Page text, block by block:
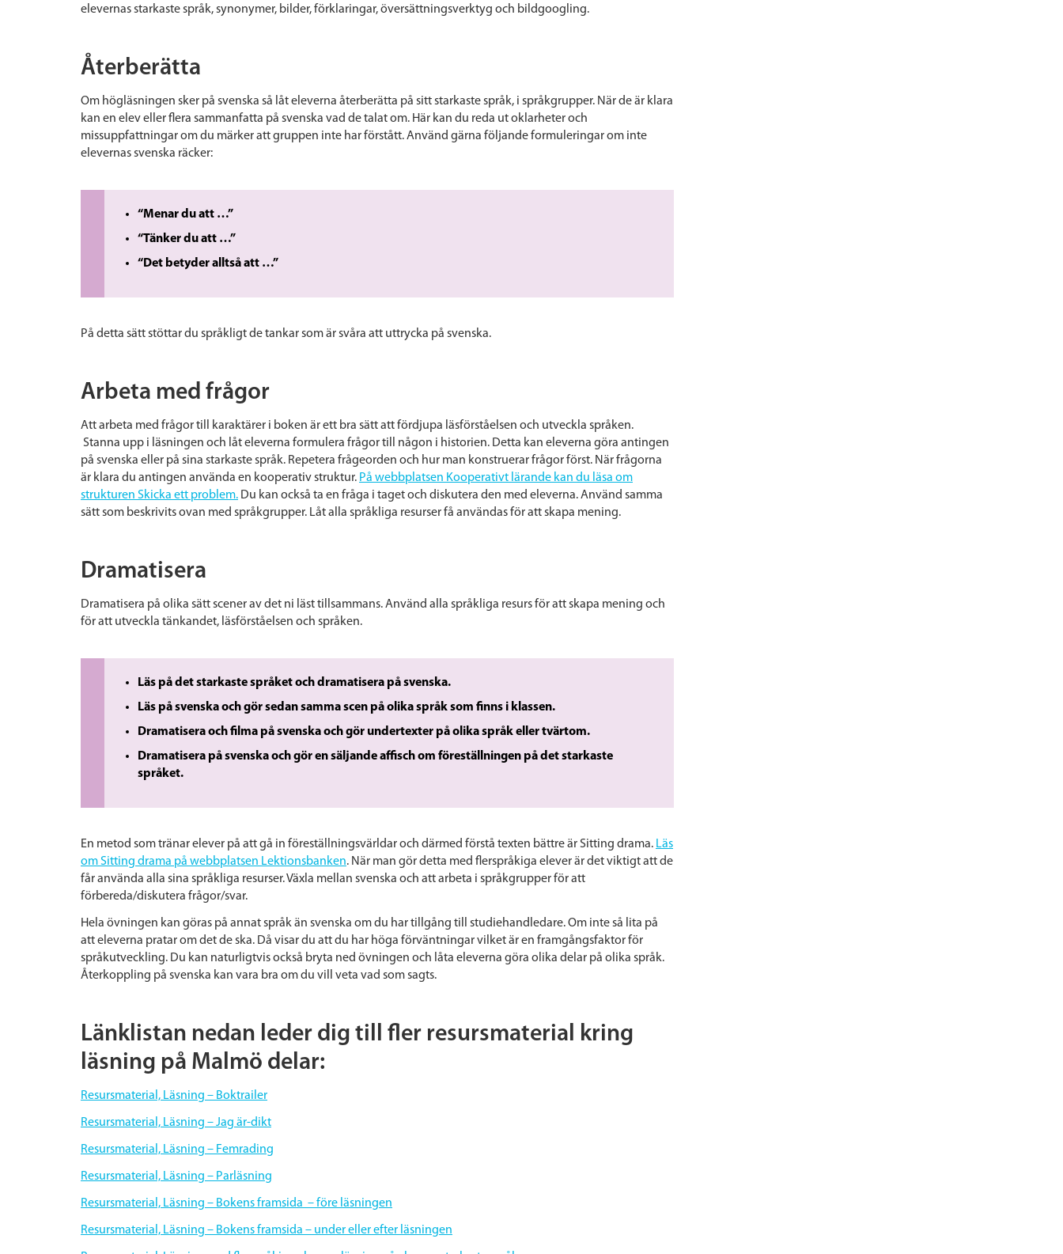
elevernas starkaste språk, synonymer, bilder, förklaringar, översättningsverktyg och bildgoogling.
Återberätta
Om högläsningen sker på svenska så låt eleverna återberätta på sitt starkaste språk, i språkgrupper. När de är klara
kan en elev eller flera sammanfatta på svenska vad de talat om. Här kan du reda ut oklarheter och
missuppfattningar om du märker att gruppen inte har förstått. Använd gärna följande formuleringar om inte
elevernas svenska räcker:
“Menar du att …”
“Tänker du att …”
“Det betyder alltså att …”
På detta sätt stöttar du språkligt de tankar som är svåra att uttrycka på svenska.
Arbeta med frågor
Att arbeta med frågor till karaktärer i boken är ett bra sätt att fördjupa läsförståelsen och utveckla språken.
Stanna upp i läsningen och låt eleverna formulera frågor till någon i historien. Detta kan eleverna göra antingen
på svenska eller på sina starkaste språk. Repetera frågeorden och hur man konstruerar frågor först. När frågorna
är klara du antingen använda en kooperativ struktur. På webbplatsen Kooperativt lärande kan du läsa om
strukturen Skicka ett problem. Du kan också ta en fråga i taget och diskutera den med eleverna. Använd samma
sätt som beskrivits ovan med språkgrupper. Låt alla språkliga resurser få användas för att skapa mening.
Dramatisera
Dramatisera på olika sätt scener av det ni läst tillsammans. Använd alla språkliga resurs för att skapa mening och
för att utveckla tänkandet, läsförståelsen och språken.
Läs på det starkaste språket och dramatisera på svenska.
Läs på svenska och gör sedan samma scen på olika språk som finns i klassen.
Dramatisera och filma på svenska och gör undertexter på olika språk eller tvärtom.
Dramatisera på svenska och gör en säljande affisch om föreställningen på det starkaste
språket.
En metod som tränar elever på att gå in föreställningsvärldar och därmed förstå texten bättre är Sitting drama. Läs
om Sitting drama på webbplatsen Lektionsbanken. När man gör detta med flerspråkiga elever är det viktigt att de
får använda alla sina språkliga resurser. Växla mellan svenska och att arbeta i språkgrupper för att
förbereda/diskutera frågor/svar.
Hela övningen kan göras på annat språk än svenska om du har tillgång till studiehandledare. Om inte så lita på
att eleverna pratar om det de ska. Då visar du att du har höga förväntningar vilket är en framgångsfaktor för
språkutveckling. Du kan naturligtvis också bryta ned övningen och låta eleverna göra olika delar på olika språk.
Återkoppling på svenska kan vara bra om du vill veta vad som sagts.
Länklistan nedan leder dig till fler resursmaterial kring
läsning på Malmö delar:
Resursmaterial, Läsning – Boktrailer
Resursmaterial, Läsning – Jag är-dikt
Resursmaterial, Läsning – Femrading
Resursmaterial, Läsning – Parläsning
Resursmaterial, Läsning – Bokens framsida – före läsningen
Resursmaterial, Läsning – Bokens framsida – under eller efter läsningen